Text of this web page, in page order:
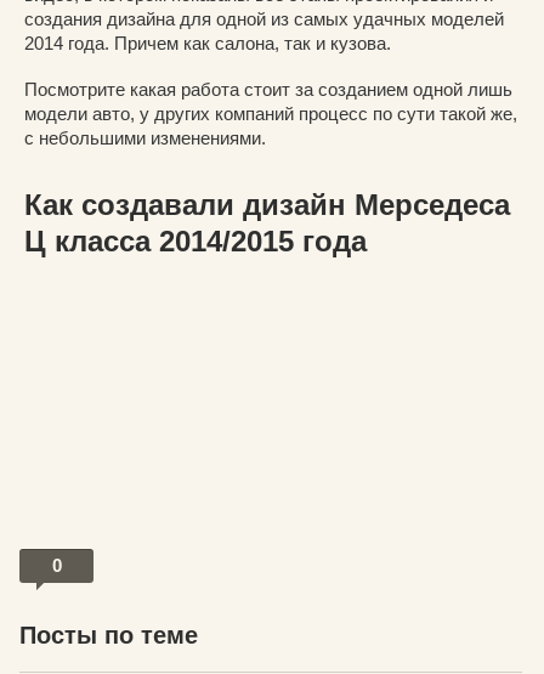
создания дизайна для одной из самых удачных моделей
2014 года. Причем как салона, так и кузова.
Посмотрите какая работа стоит за созданием одной лишь
модели авто, у других компаний процесс по сути такой же,
с небольшими изменениями.
Как создавали дизайн Мерседеса
Ц класса 2014/2015 года
0
Посты по теме